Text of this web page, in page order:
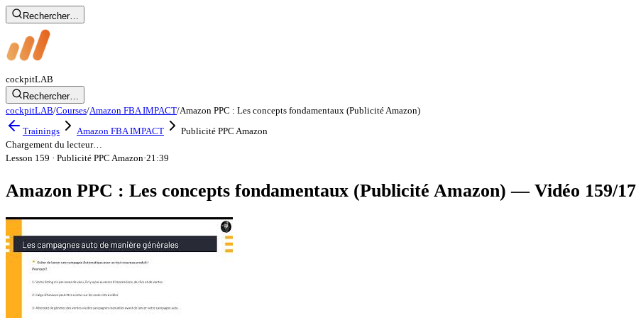
Rechercher…
cockpitLAB
Rechercher…
cockpitLAB/Courses/Amazon FBA IMPACT/Amazon PPC : Les concepts fondamentaux (Publicité Amazon)
Trainings
Amazon FBA IMPACT
Publicité PPC Amazon
Chargement du lecteur…
Lesson 159 · Publicité PPC Amazon·21:39
Amazon PPC : Les concepts fondamentaux (Publicité Amazon) — Vidéo 159/